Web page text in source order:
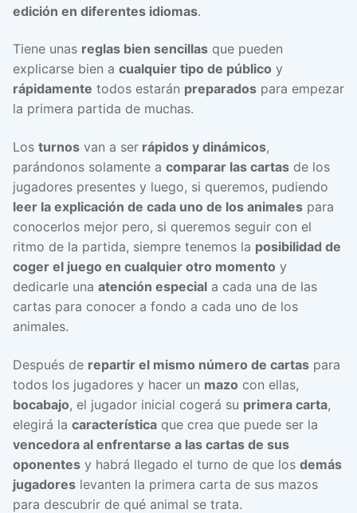
edición en diferentes idiomas.
Tiene unas reglas bien sencillas que pueden
explicarse bien a cualquier tipo de público y
rápidamente todos estarán preparados para empezar
la primera partida de muchas.
Los turnos van a ser rápidos y dinámicos,
parándonos solamente a comparar las cartas de los
jugadores presentes y luego, si queremos, pudiendo
leer la explicación de cada uno de los animales para
conocerlos mejor pero, si queremos seguir con el
ritmo de la partida, siempre tenemos la posibilidad de
coger el juego en cualquier otro momento y
dedicarle una atención especial a cada una de las
cartas para conocer a fondo a cada uno de los
animales.
Después de repartir el mismo número de cartas para
todos los jugadores y hacer un mazo con ellas,
bocabajo, el jugador inicial cogerá su primera carta,
elegirá la característica que crea que puede ser la
vencedora al enfrentarse a las cartas de sus
oponentes y habrá llegado el turno de que los demás
jugadores levanten la primera carta de sus mazos
para descubrir de qué animal se trata.